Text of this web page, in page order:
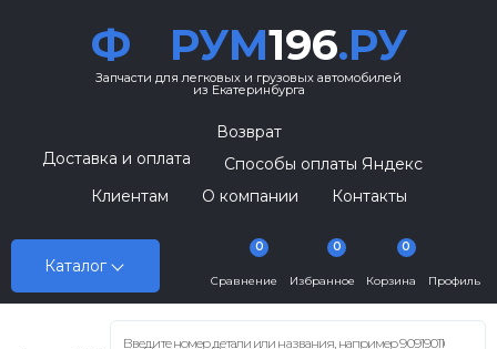
Ф РУМ196.РУ
Запчасти для легковых и грузовых автомобилей
из Екатеринбурга
Каталог
Возврат
Доставка и оплата
Способы оплаты Яндекс
Клиентам
О компании Контакты
Сравнение
0
Избранное
0
Корзина
0
Профиль